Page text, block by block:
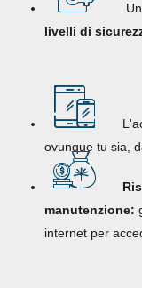
livelli di
ovunque tu sia,
manutenzione:
internet per